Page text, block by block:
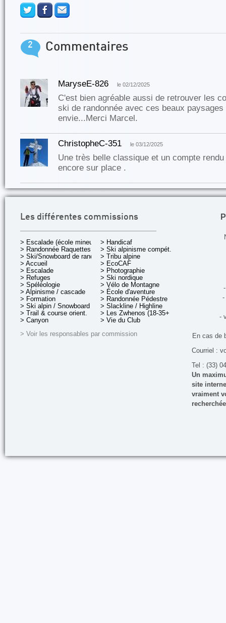
2 Commentaires
MaryseE-826 le 02/12/2025
C'est bien agréable aussi de retrouver les
ski de randonnée avec ces beaux paysages
envie...Merci Marcel.
ChristopheC-351 le 03/12/2025
Une très belle classique et un compte
encore sur place .
Les différentes commissions
> Escalade (école mineurs)
> Randonnée Raquettes
> Ski/Snowboard de rando.
> Accueil
> Escalade
> Refuges
> Spéléologie
> Alpinisme / cascade
> Formation
> Ski alpin / Snowboard
> Trail & course orient.
> Canyon
> Handicaf
> Ski alpinisme compét.
> Tribu alpine
> EcoCAF
> Photographie
> Ski nordique
> Vélo de Montagne
> École d'aventure
> Randonnée Pédestre
> Slackline / Highline
> Les Zwhenos (18-35+ ans)
> Vie du Club
> Voir les responsables par commission
-
-
En cas de
Courriel :
Tel : (33)
Un
site
vraiment